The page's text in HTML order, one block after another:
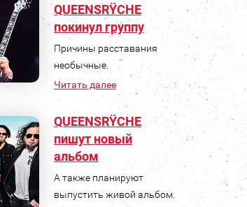
QUEENSRŸCHE
покинул группу
Причины расставания
необычные.
Читать далее
QUEENSRŸCHE
пишут новый
альбом
А также планируют
выпустить живой альбом.